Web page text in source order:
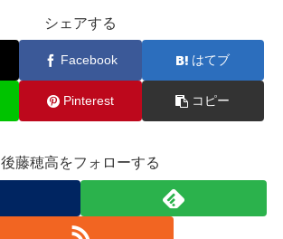
シェアする
Facebook はてブ
Pinterest コピー
後藤穂高をフォローする